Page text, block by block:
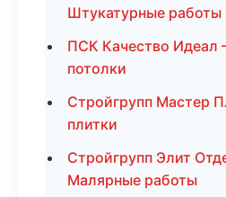
Штукатурные работы
ПСК Качество
потолки
Стройгрупп Мастер
плитки
Стройгрупп Элит
Малярные работы